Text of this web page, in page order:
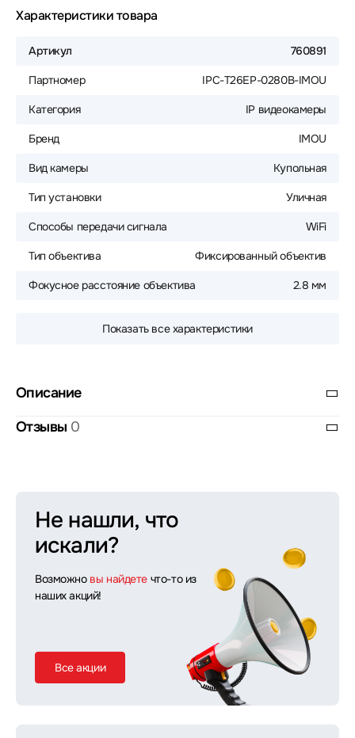
Характеристики товара
Артикул 760891
Партномер IPC-T26EP-0280B-IMOU
Категория IP видеокамеры
Бренд IMOU
Вид камеры Купольная
Тип установки Уличная
Способы передачи сигнала WiFi
Тип объектива Фиксированный объектив
Фокусное расстояние объектива 2.8 мм
Показать все характеристики
Описание
Отзывы 0
Не нашли, что
искали?
Возможно вы найдете что-то из
наших акций!
Все акции